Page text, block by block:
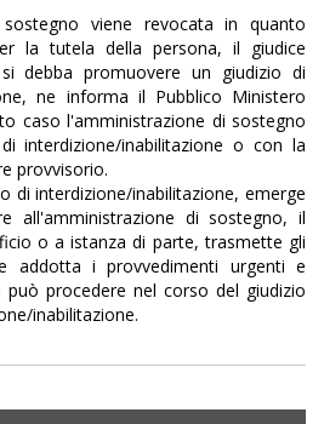
viene revocata in quanto
la tutela della persona, il giudice
debba promuovere un giudizio di
ne informa il Pubblico Ministero
caso l'amministrazione di sostegno
interdizione/inabilitazione o con la
provvisorio.
di interdizione/inabilitazione, emerge
all'amministrazione di sostegno, il
o a istanza di parte, trasmette gli
addotta i provvedimenti urgenti e
può procedere nel corso del giudizio
inabilitazione.